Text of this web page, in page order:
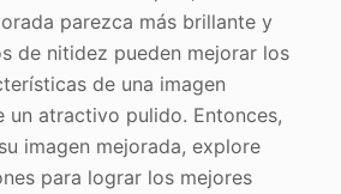
parezca más brillante y
de nitidez pueden mejorar los
de una imagen
un atractivo pulido. Entonces,
imagen mejorada, explore
para lograr los mejores